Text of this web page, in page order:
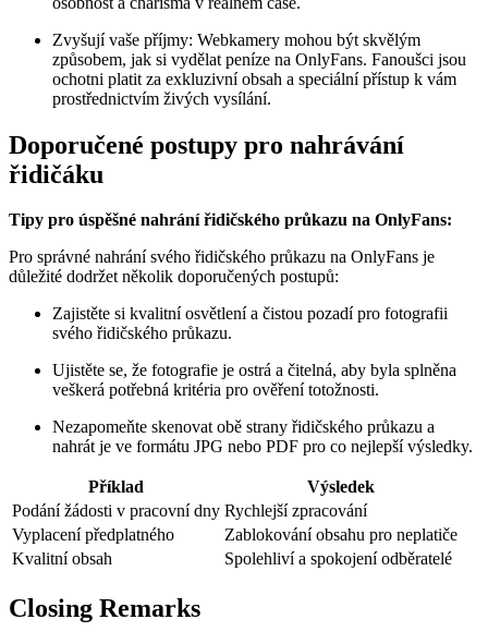
Zvyšují vaše příjmy: Webkamery mohou být skvělým
způsobem, jak si vydělat peníze na OnlyFans. Fanoušci jsou
ochotni platit za exkluzivní obsah a speciální přístup k vám
prostřednictvím živých vysílání.
Doporučené postupy pro nahrávání
řidičáku
Tipy pro úspěšné nahrání řidičského průkazu na OnlyFans:
Pro správné nahrání svého řidičského průkazu na OnlyFans je
důležité dodržet několik doporučených postupů:
Zajistěte si kvalitní osvětlení a čistou pozadí pro fotografii
svého řidičského průkazu.
Ujistěte se, že fotografie je ostrá a čitelná, aby byla splněna
veškerá potřebná kritéria pro ověření totožnosti.
Nezapomeňte skenovat obě strany řidičského průkazu a
nahrát je ve formátu JPG nebo PDF pro co nejlepší výsledky.
Příklad
Výsledek
Podání žádosti v pracovní dny Rychlejší zpracování
Vyplacení předplatného
Zablokování obsahu pro neplatiče
Kvalitní obsah
Spolehliví a spokojení odběratelé
Closing Remarks